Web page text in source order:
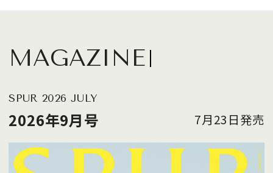
MAGAZINE
SPUR 2026 JULY
2026年9月号 7月23日発売